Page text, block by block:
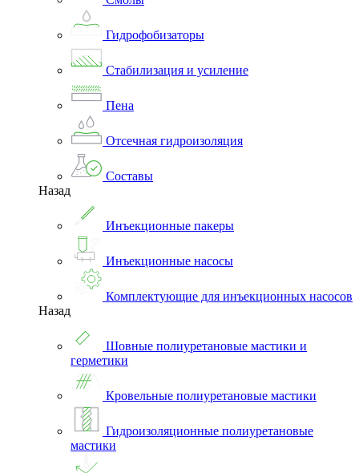
Гидрофобизаторы
Стабилизация и усиление
Пена
Отсечная гидроизоляция
Составы
Назад
Инъекционные пакеры
Инъекционные насосы
Комплектующие для инъекционных насосов
Назад
Шовные полиуретановые мастики и
герметики
Кровельные полиуретановые мастики
Гидроизоляционные полиуретановые
мастики